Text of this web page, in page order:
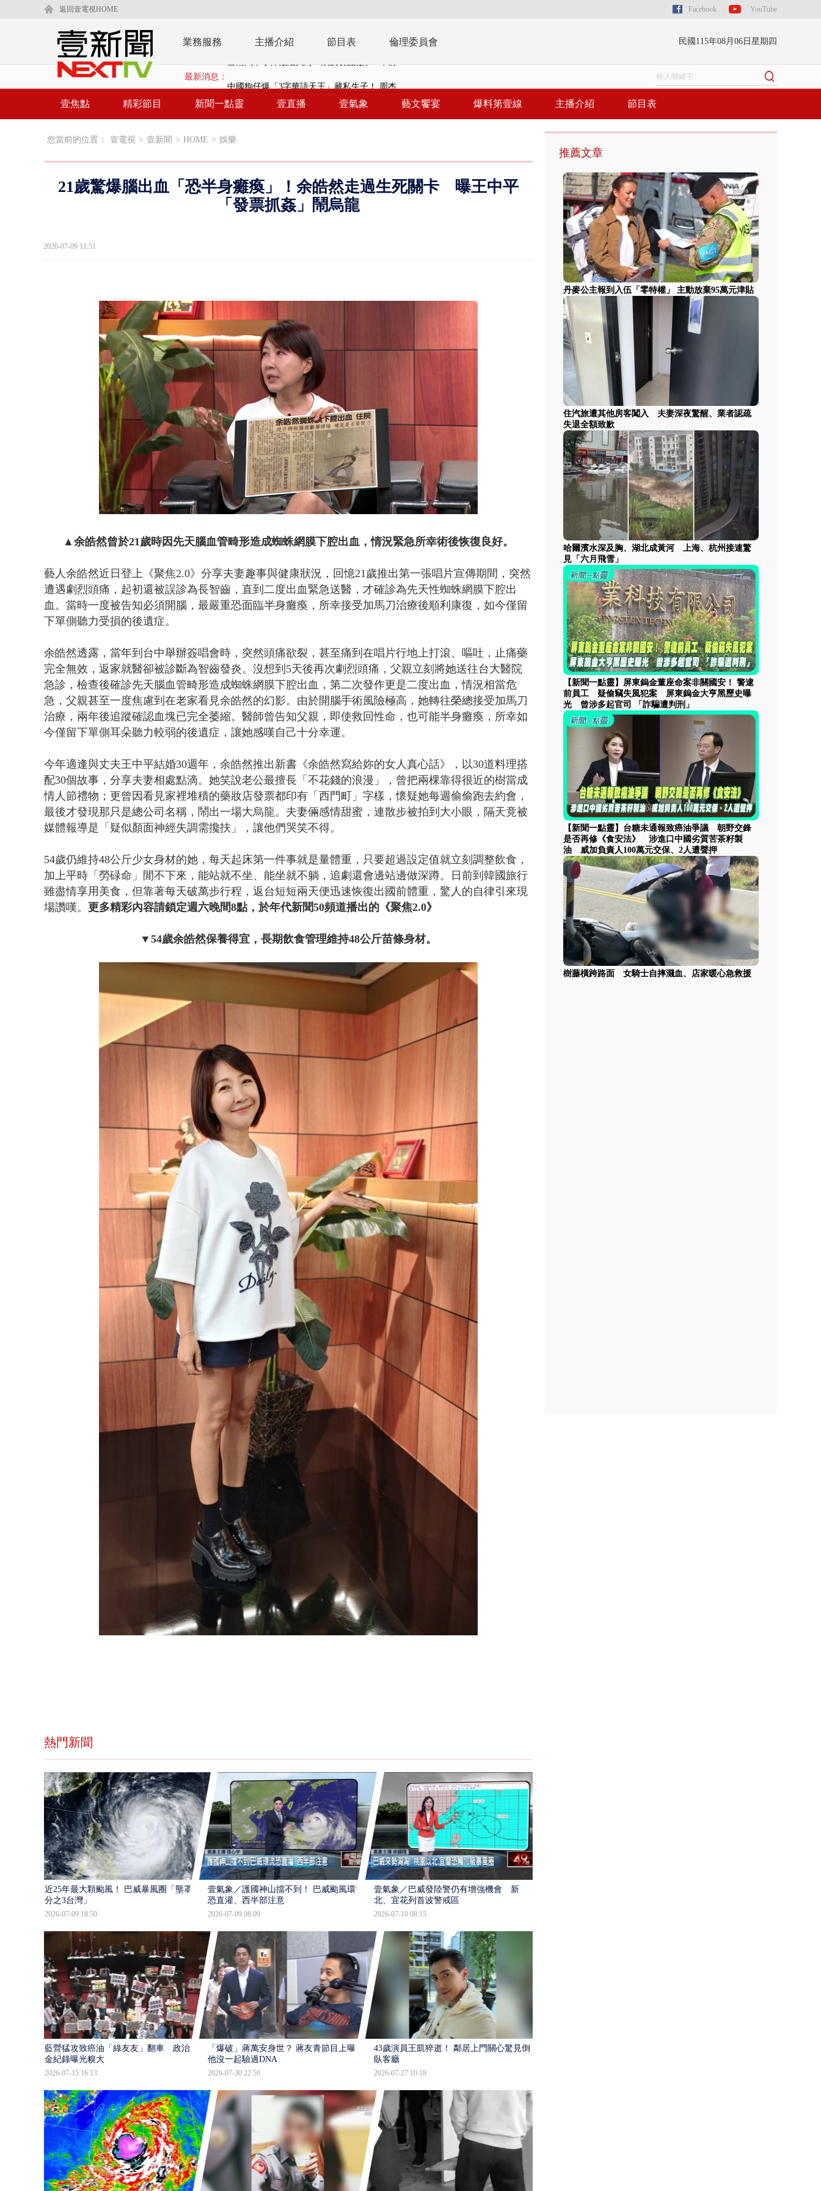
返回壹電視HOME Facebook YouTube
業務服務 主播介紹 節目表 倫理委員會 民國115年08月06日星期四
最新消息：
祝壽！ 關聖帝君1866周年聖誕 逾10萬人次...
父親節恐有致災雨 白海豚颱風逼近估「明晚...
壹焦點 精彩節目 新聞一點靈 壹直播 壹氣象 藝文饗宴 爆料第壹線 主播介紹 節目表
您當前的位置： 壹電視 > 壹新聞 > HOME > 娛樂
21歲驚爆腦出血「恐半身癱瘓」！余皓然走過生死關卡 曝王中平
「發票抓姦」鬧烏龍
2026-07-09 11:51
▲余皓然曾於21歲時因先天腦血管畸形造成蜘蛛網膜下腔出血，情況緊急所幸術後恢復良好。
藝人余皓然近日登上《聚焦2.0》分享夫妻趣事與健康狀況，回憶21歲推出第一張唱片宣傳期間，突然
遭遇劇烈頭痛，起初還被誤診為長智齒，直到二度出血緊急送醫，才確診為先天性蜘蛛網膜下腔出
血。當時一度被告知必須開腦，最嚴重恐面臨半身癱瘓，所幸接受加馬刀治療後順利康復，如今僅留
下單側聽力受損的後遺症。
余皓然透露，當年到台中舉辦簽唱會時，突然頭痛欲裂，甚至痛到在唱片行地上打滾、嘔吐，止痛藥
完全無效，返家就醫卻被診斷為智齒發炎。沒想到5天後再次劇烈頭痛，父親立刻將她送往台大醫院
急診，檢查後確診先天腦血管畸形造成蜘蛛網膜下腔出血，第二次發作更是二度出血，情況相當危
急，父親甚至一度焦慮到在老家看見余皓然的幻影。由於開腦手術風險極高，她轉往榮總接受加馬刀
治療，兩年後追蹤確認血塊已完全萎縮。醫師曾告知父親，即使救回性命，也可能半身癱瘓，所幸如
今僅留下單側耳朵聽力較弱的後遺症，讓她感嘆自己十分幸運。
今年適逢與丈夫王中平結婚30週年，余皓然推出新書《余皓然寫給妳的女人真心話》，以30道料理搭
配30個故事，分享夫妻相處點滴。她笑說老公最擅長「不花錢的浪漫」，曾把兩棵靠得很近的樹當成
情人節禮物；更曾因看見家裡堆積的藥妝店發票都印有「西門町」字樣，懷疑她每週偷偷跑去約會，
最後才發現那只是總公司名稱，鬧出一場大烏龍。夫妻倆感情甜蜜，連散步被拍到大小眼，隔天竟被
媒體報導是「疑似顏面神經失調需攙扶」，讓他們哭笑不得。
54歲仍維持48公斤少女身材的她，每天起床第一件事就是量體重，只要超過設定值就立刻調整飲食，
加上平時「勞碌命」閒不下來，能站就不坐、能坐就不躺，追劇還會邊站邊做深蹲。日前到韓國旅行
雖盡情享用美食，但靠著每天破萬步行程，返台短短兩天便迅速恢復出國前體重，驚人的自律引來現
場讚嘆。 更多精彩內容請鎖定週六晚間8點，於年代新聞50頻道播出的《聚焦2.0》
▼54歲余皓然保養得宜，長期飲食管理維持48公斤苗條身材。
熱門新聞
近25年最大顆颱風！ 巴威暴風圈「壟罩4
分之3台灣」
2026-07-09 18:50
壹氣象／護國神山擋不到！ 巴威颱風環流
恐直灌、西半部注意
2026-07-09 08:09
壹氣象／巴威發陸警仍有增強機會 新
北、宜花列首波警戒區
2026-07-10 08:15
藍營猛攻致癌油「綠友友」翻車 政治獻
金紀錄曝光糗大
2026-07-15 16:13
「爆破」蔣萬安身世？ 蔣友青節目上曝：
他沒一起驗過DNA
2026-07-30 22:50
43歲演員王凱猝逝！ 鄰居上門關心驚見倒
臥客廳
2026-07-27 10:18
推薦文章
丹麥公主報到入伍「零特權」 主動放棄95萬元津貼
住汽旅遭其他房客闖入 夫妻深夜驚醒、業者認疏
失退全額致歉
哈爾濱水深及胸、湖北成黃河 上海、杭州接連驚
見「六月飛雪」
【新聞一點靈】屏東鎢金董座命案非關國安！ 警逮
前員工 疑偷竊失風犯案 屏東鎢金大亨黑歷史曝
光 曾涉多起官司 「詐騙遭判刑」
【新聞一點靈】台糖未通報致癌油爭議 朝野交鋒
是否再修《食安法》 涉進口中國劣質苦茶籽製
油 威加負責人100萬元交保、2人遭聲押
樹藤橫跨路面 女騎士自摔濺血、店家暖心急救援